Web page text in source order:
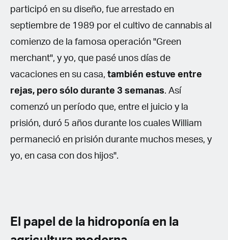
participó en su diseño, fue arrestado en
septiembre de 1989 por el cultivo de cannabis al
comienzo de la famosa operación "Green
merchant", y yo, que pasé unos días de
vacaciones en su casa, también estuve entre
rejas, pero sólo durante 3 semanas. Así
comenzó un período que, entre el juicio y la
prisión, duró 5 años durante los cuales William
permaneció en prisión durante muchos meses, y
yo, en casa con dos hijos".
El papel de la hidroponía en la